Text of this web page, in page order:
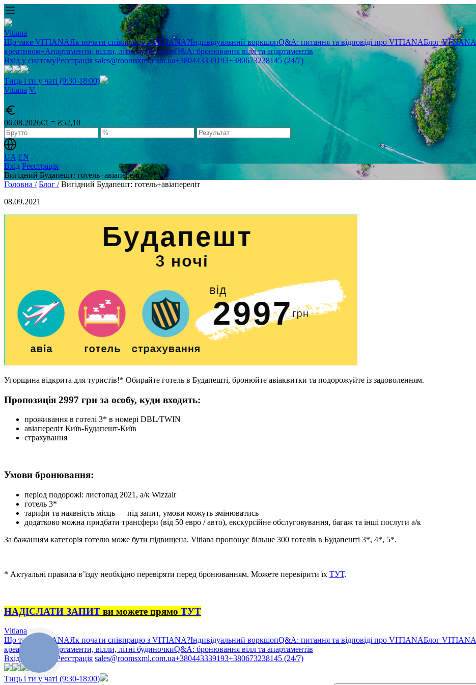
Vitiana
Що таке VITIANAЯк почати співпрацю з VITIANA?Індивідуальний воркшопQ&A: питання та відповіді про VITIANAБлог VITIANA
креативом»Апартаменти, вілли, літні будиночкиQ&A: бронювання вілл та апартаментів
Вхід у системуРеєстрація sales@roomsxml.com.ua+380443339193+380673238145 (24/7)
Тиць і ти у чаті (9:30-18:00)
Vitiana V.
06.08.2026€1 = ₴52,10
UA EN
Вхід Реєстрація
Вигідний Будапешт: готель+авіапереліт
Головна / Блог / Вигідний Будапешт: готель+авіапереліт
08.09.2021
Угорщина відкрита для туристів!* Обирайте готель в Будапешті, бронюйте авіаквитки та подорожуйте із задоволенням.
Пропозиція 2997 грн за особу, куди входить:
проживання в готелі 3* в номері DBL/TWIN
авіапереліт Київ-Будапешт-Київ
страхування
Умови бронювання:
період подорожі: листопад 2021, а/к Wizzair
готель 3*
тарифи та наявність місць — під запит, умови можуть змінюватись
додатково можна придбати трансфери (від 50 евро / авто), екскурсійне обслуговування, багаж та інші послуги а/к
За бажанням категорія готелю може бути підвищена. Vitiana пропонує більше 300 готелів в Будапешті 3*, 4*, 5*.
* Актуальні правила в’їзду необхідно перевіряти перед бронюванням. Можете перевірити їх ТУТ.
НАДІСЛАТИ ЗАПИТ ви можете прямо ТУТ
Vitiana
Що таке VITIANAЯк почати співпрацю з VITIANA?Індивідуальний воркшопQ&A: питання та відповіді про VITIANAБлог VITIANA
креативом»
Апартаменти, вілли, літні будиночкиQ&A: бронювання вілл та апартаментів
Вхід у систему
Реєстрація sales@roomsxml.com.ua+380443339193+380673238145 (24/7)
Тиць і ти у чаті (9:30-18:00)